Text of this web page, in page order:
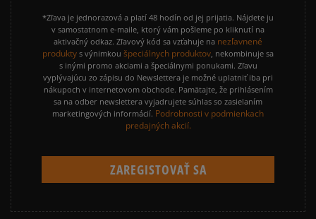
*Zľava je jednorazová a platí 48 hodín od jej prijatia. Nájdete ju
v samostatnom e-maile, ktorý vám pošleme po kliknutí na
aktivačný odkaz. Zľavový kód sa vzťahuje na nezľavnené
produkty s výnimkou špeciálnych produktov , nekombinuje sa
s inými promo akciami a špeciálnymi ponukami. Zľavu
vyplývajúcu zo zápisu do Newslettera je možné uplatniť iba pri
nákupoch v internetovom obchode. Pamätajte, že prihlásením
sa na odber newslettera vyjadrujete súhlas so zasielaním
marketingových informácií. Podrobnosti v podmienkach
predajných akcií.